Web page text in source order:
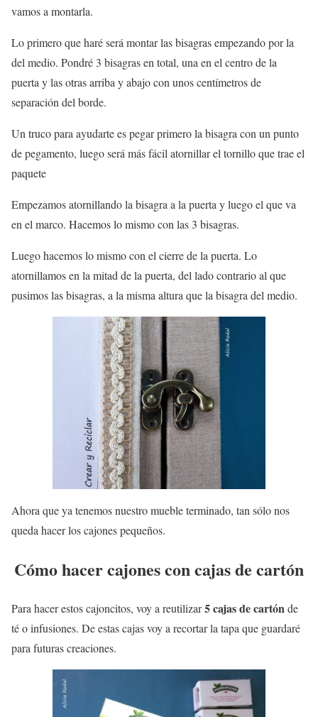
vamos a montarla.
Lo primero que haré será montar las bisagras empezando por la
del medio. Pondré 3 bisagras en total, una en el centro de la
puerta y las otras arriba y abajo con unos centímetros de
separación del borde.
Un truco para ayudarte es pegar primero la bisagra con un punto
de pegamento, luego será más fácil atornillar el tornillo que trae el
paquete
Empezamos atornillando la bisagra a la puerta y luego el que va
en el marco. Hacemos lo mismo con las 3 bisagras.
Luego hacemos lo mismo con el cierre de la puerta. Lo
atornillamos en la mitad de la puerta, del lado contrario al que
pusimos las bisagras, a la misma altura que la bisagra del medio.
Ahora que ya tenemos nuestro mueble terminado, tan sólo nos
queda hacer los cajones pequeños.
Cómo hacer cajones con cajas de cartón
Para hacer estos cajoncitos, voy a reutilizar5 cajas de cartónde
té o infusiones. De estas cajas voy a recortar la tapa que guardaré
para futuras creaciones.